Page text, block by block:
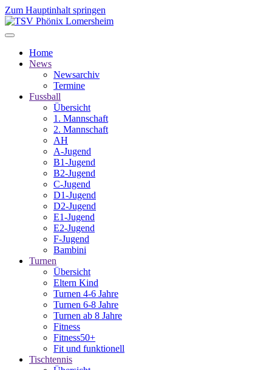
Zum Hauptinhalt springen
Home
News
Newsarchiv
Termine
Fussball
Übersicht
1. Mannschaft
2. Mannschaft
AH
A-Jugend
B1-Jugend
B2-Jugend
C-Jugend
D1-Jugend
D2-Jugend
E1-Jugend
E2-Jugend
F-Jugend
Bambini
Turnen
Übersicht
Eltern Kind
Turnen 4-6 Jahre
Turnen 6-8 Jahre
Turnen ab 8 Jahre
Fitness
Fitness50+
Fit und funktionell
Tischtennis